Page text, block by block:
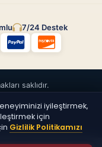
7/24 Destek
saklıdır.
iyileştirmek,
için
Gizlilik Politikamızı